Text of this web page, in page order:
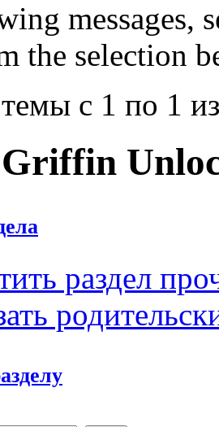
messages,
the selection
с 1 по 1
Griffin
раздел